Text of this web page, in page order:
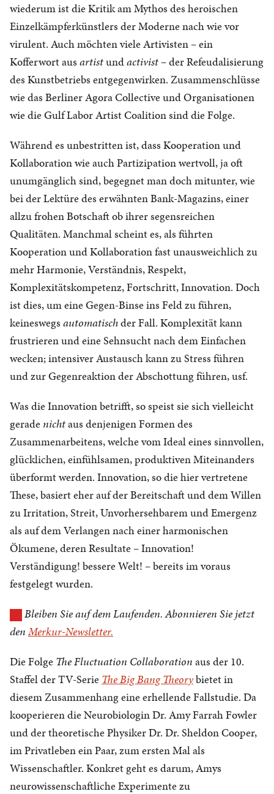
wiederum ist die Kritik am Mythos des heroischen
Einzelkämpferkünstlers der Moderne nach wie vor
virulent. Auch möchten viele Artivisten – ein
Kofferwort aus artistundactivist – der Refeudalisierung
des Kunstbetriebs entgegenwirken. Zusammenschlüsse
wie das Berliner Agora Collective und Organisationen
wie die Gulf Labor Artist Coalition sind die Folge.
Während es unbestritten ist, dass Kooperation und
Kollaboration wie auch Partizipation wertvoll, ja oft
unumgänglich sind, begegnet man doch mitunter, wie
bei der Lektüre des erwähnten Bank-Magazins, einer
allzu frohen Botschaft ob ihrer segensreichen
Qualitäten. Manchmal scheint es, als führten
Kooperation und Kollaboration fast unausweichlich zu
mehr Harmonie, Verständnis, Respekt,
Komplexitätskompetenz, Fortschritt, Innovation. Doch
ist dies, um eine Gegen-Binse ins Feld zu führen,
keineswegs automatischder Fall. Komplexität kann
frustrieren und eine Sehnsucht nach dem Einfachen
wecken; intensiver Austausch kann zu Stress führen
und zur Gegenreaktion der Abschottung führen, usf.
Was die Innovation betrifft, so speist sie sich vielleicht
gerade nichtaus denjenigen Formen des
Zusammenarbeitens, welche vom Ideal eines sinnvollen,
glücklichen, einfühlsamen, produktiven Miteinanders
überformt werden. Innovation, so die hier vertretene
These, basiert eher auf der Bereitschaft und dem Willen
zu Irritation, Streit, Unvorhersehbarem und Emergenz
als auf dem Verlangen nach einer harmonischen
Ökumene, deren Resultate – Innovation!
Verständigung! bessere Welt! – bereits im voraus
festgelegt wurden.
Bleiben Sie auf dem Laufenden. Abonnieren Sie jetzt
den Merkur-Newsletter.
Die Folge The Fluctuation Collaboration aus der 10.
Staffel der TV-Serie The Big Bang Theorybietet in
diesem Zusammenhang eine erhellende Fallstudie. Da
kooperieren die Neurobiologin Dr. Amy Farrah Fowler
und der theoretische Physiker Dr. Dr. Sheldon Cooper,
im Privatleben ein Paar, zum ersten Mal als
Wissenschaftler. Konkret geht es darum, Amys
neurowissenschaftliche Experimente zu